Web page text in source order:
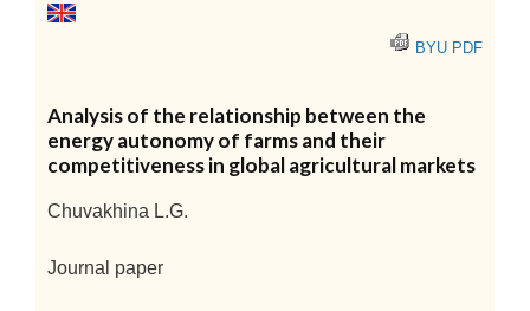
BYU PDF
Analysis of the relationship between the
energy autonomy of farms and their
competitiveness in global agricultural markets
Chuvakhina L.G.
Journal paper